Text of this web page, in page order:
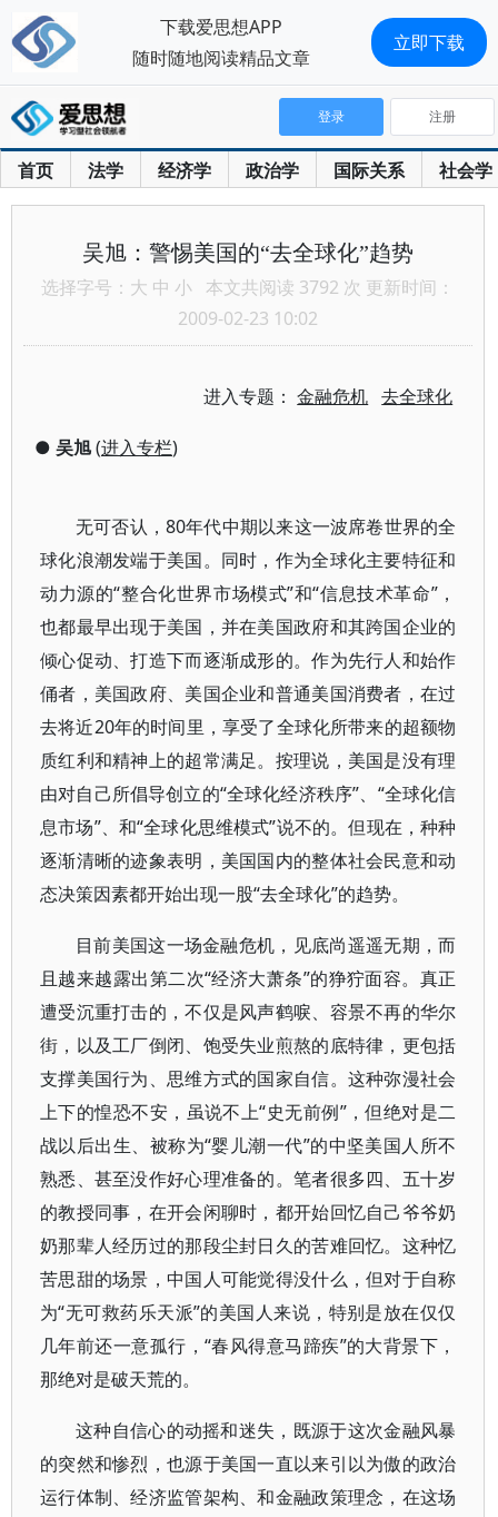
首页 法学 经济学 政治学 国际关系 社会学
登录 注册
吴旭：警惕美国的“去全球化”趋势
选择字号： 大 中 小 本文共阅读 3792 次 更新时间：
2009-02-23 10:02
进入专题：金融危机 去全球化
● 吴旭(进入专栏)
无可否认，80年代中期以来这一波席卷世界的全
球化浪潮发端于美国。同时，作为全球化主要特征和
动力源的“整合化世界市场模式”和“信息技术革命”，
也都最早出现于美国，并在美国政府和其跨国企业的
倾心促动、打造下而逐渐成形的。作为先行人和始作
俑者，美国政府、美国企业和普通美国消费者，在过
去将近20年的时间里，享受了全球化所带来的超额物
质红利和精神上的超常满足。按理说，美国是没有理
由对自己所倡导创立的“全球化经济秩序”、“全球化信
息市场”、和“全球化思维模式”说不的。但现在，种种
逐渐清晰的迹象表明，美国国内的整体社会民意和动
态决策因素都开始出现一股“去全球化”的趋势。
目前美国这一场金融危机，见底尚遥遥无期，而
且越来越露出第二次“经济大萧条”的狰狞面容。真正
遭受沉重打击的，不仅是风声鹤唳、容景不再的华尔
街，以及工厂倒闭、饱受失业煎熬的底特律，更包括
支撑美国行为、思维方式的国家自信。这种弥漫社会
上下的惶恐不安，虽说不上“史无前例”，但绝对是二
战以后出生、被称为“婴儿潮一代”的中坚美国人所不
熟悉、甚至没作好心理准备的。笔者很多四、五十岁
的教授同事，在开会闲聊时，都开始回忆自己爷爷奶
奶那辈人经历过的那段尘封日久的苦难回忆。这种忆
苦思甜的场景，中国人可能觉得没什么，但对于自称
为“无可救药乐天派”的美国人来说，特别是放在仅仅
几年前还一意孤行，“春风得意马蹄疾”的大背景下，
那绝对是破天荒的。
这种自信心的动摇和迷失，既源于这次金融风暴
的突然和惨烈，也源于美国一直以来引以为傲的政治
运行体制、经济监管架构、和金融政策理念，在这场
下载爱思想APP
随时随地阅读精品文章
立即下载